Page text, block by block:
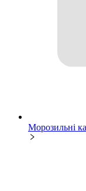
Морозильні